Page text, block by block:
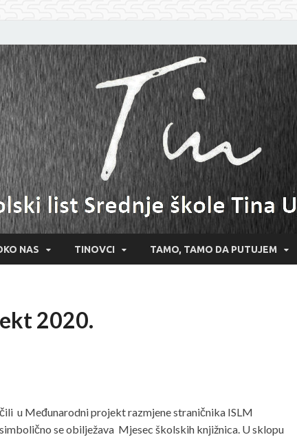
NAS TINOVCI TAMO, TAMO DA PUTUJEM
2020.
u Međunarodni projekt razmjene straničnika ISLM
se obilježava Mjesec školskih knjižnica. U sklopu